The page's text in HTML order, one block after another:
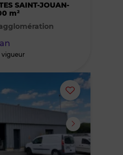
SAINT-JOUAN-
m²
vigueur
Ajouter
supprimer